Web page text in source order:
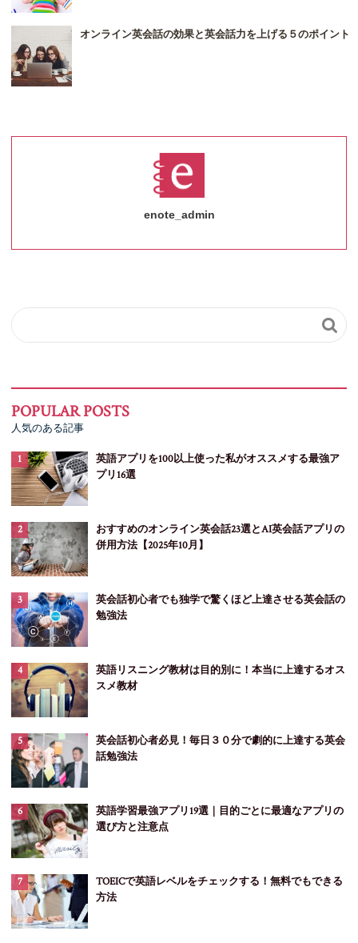
オンライン英会話の効果と英会話力を上げる５のポイント
enote_admin

人気のある記事
英語アプリを100以上使った私がオススメする最強ア
プリ16選
おすすめのオンライン英会話23選とAI英会話アプリの
併用方法【2025年10月】
英会話初心者でも独学で驚くほど上達させる英会話の
勉強法
英語リスニング教材は目的別に！本当に上達するオス
スメ教材
英会話初心者必見！毎日３０分で劇的に上達する英会
話勉強法
英語学習最強アプリ19選｜目的ごとに最適なアプリの
選び方と注意点
TOEICで英語レベルをチェックする！無料でもできる
方法